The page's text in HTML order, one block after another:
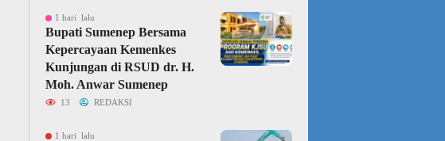
1 hari lalu
Bupati Sumenep Bersama
Kepercayaan Kemenkes
Kunjungan di RSUD dr. H.
Moh. Anwar Sumenep
13 REDAKSI
1 hari lalu